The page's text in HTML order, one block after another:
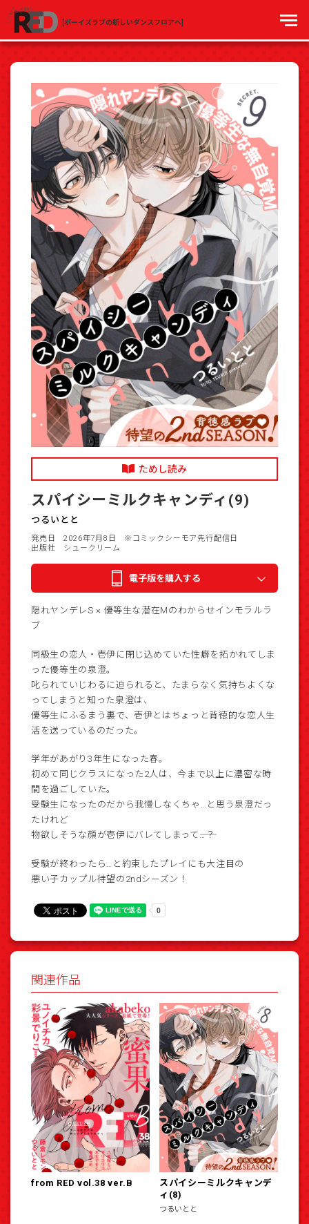
[ボーイズラブの新しいダンスフロアへ]
ためし読み
スパイシーミルクキャンディ(9)
つるいとと
発売日 2026年7月8日
※コミックシーモア先行配信日
出版社 シュークリーム
電子版を購入する
隠れヤンデレS × 優等生な潜在Mのわからせインモラルラ
ブ
同級生の恋人・壱伊に閉じ込めていた性癖を拓かれてしま
った優等生の泉澄。
叱られていじわるに迫られると、たまらなく気持ちよくな
ってしまうと知った泉澄は、
優等生にふるまう裏で、壱伊とはちょっと背徳的な恋人生
活を送っているのだった。
学年があがり3年生になった春。
初めて同じクラスになった2人は、今まで以上に濃密な時
間を過ごしていた。
受験生になったのだから我慢しなくちゃ…と思う泉澄だっ
たけれど
物欲しそうな顔が壱伊にバレてしまって――…？
受験が終わったら…と約束したプレイにも大注目の
悪い子カップル待望の2ndシーズン！
関連作品
from RED vol.38 ver.B
スパイシーミルクキャンデ
ィ(8)
つるいとと